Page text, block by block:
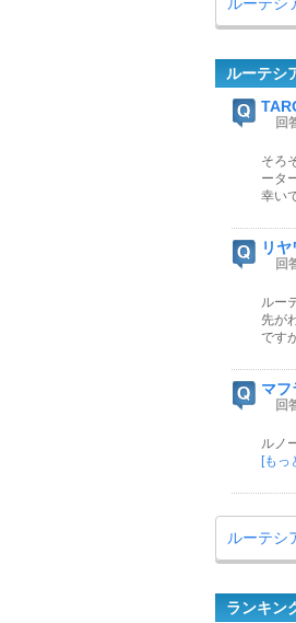
ルーテシ
回
そろ
ータ
幸い
リ
回
ルー
先が
です
マフ
回
ルノ
[もっ
ルーテシ
ランキン